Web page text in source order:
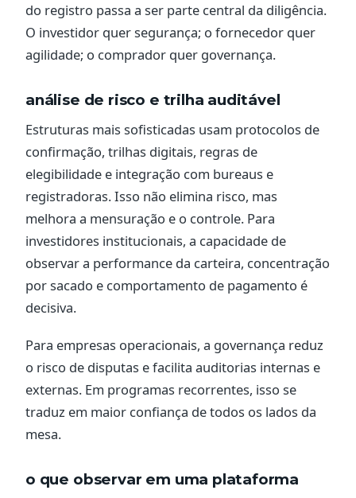
do registro passa a ser parte central da diligência.
O investidor quer segurança; o fornecedor quer
agilidade; o comprador quer governança.
análise de risco e trilha auditável
Estruturas mais sofisticadas usam protocolos de
confirmação, trilhas digitais, regras de
elegibilidade e integração com bureaus e
registradoras. Isso não elimina risco, mas
melhora a mensuração e o controle. Para
investidores institucionais, a capacidade de
observar a performance da carteira, concentração
por sacado e comportamento de pagamento é
decisiva.
Para empresas operacionais, a governança reduz
o risco de disputas e facilita auditorias internas e
externas. Em programas recorrentes, isso se
traduz em maior confiança de todos os lados da
mesa.
o que observar em uma plataforma